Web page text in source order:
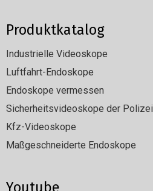
Produktkatalog
Industrielle Videoskope
Luftfahrt-Endoskope
Endoskope vermessen
Sicherheitsvideoskope der Polizei
Kfz-Videoskope
Maßgeschneiderte Endoskope
Youtube